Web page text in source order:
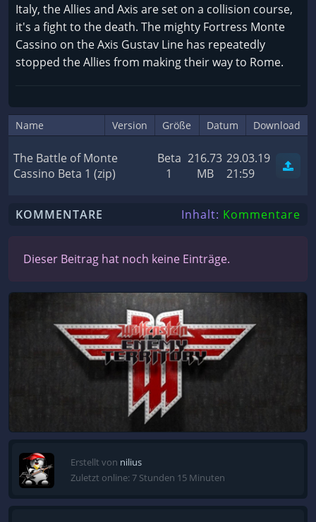
Italy, the Allies and Axis are set on a collision course,
it's a fight to the death. The mighty Fortress Monte
Cassino on the Axis Gustav Line has repeatedly
stopped the Allies from making their way to Rome.
Name Version Größe Datum Download
The Battle of Monte
Cassino Beta 1 (zip)
Beta
1
216.73
MB
29.03.19
21:59
KOMMENTARE Inhalt: Kommentare
Dieser Beitrag hat noch keine Einträge.
Erstellt von nilius
Zuletzt online: 7 Stunden 15 Minuten